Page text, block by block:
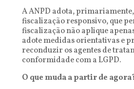
A ANPD adota,
fiscalização responsivo, que
fiscalização não aplique
adote medidas orientativas e
reconduzir os agentes de
conformidade com a LGPD.
O que muda a partir de